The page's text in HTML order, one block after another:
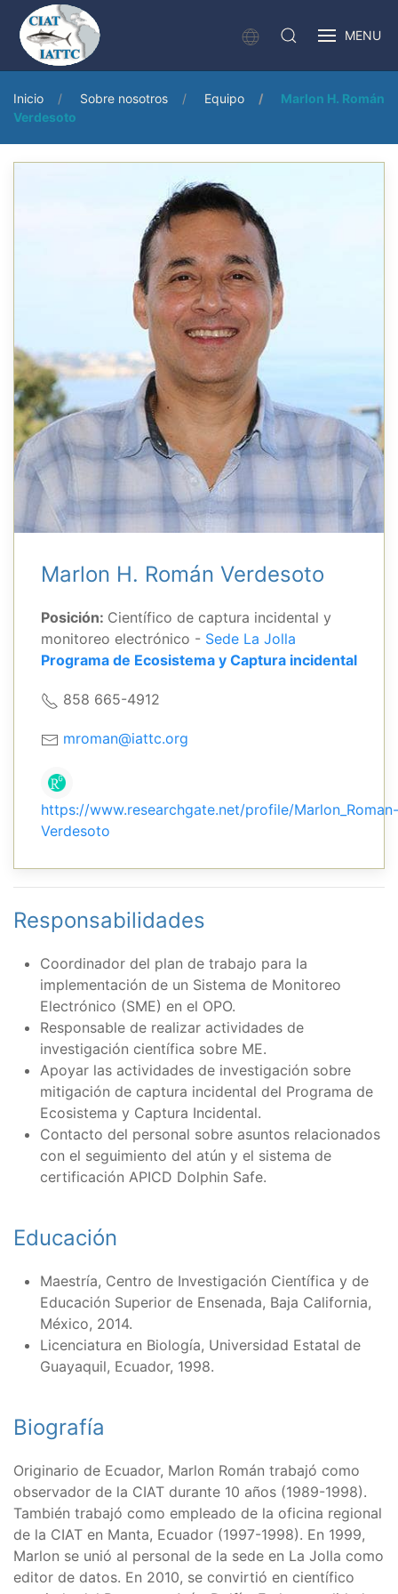
MENU
Inicio Sobre nosotros Equipo
Marlon H. Román
Verdesoto
Marlon H. Román Verdesoto
Posición: Científico de captura incidental y
monitoreo electrónico - Sede La Jolla
Programa de Ecosistema y Captura incidental
858 665-4912
mroman@iattc.org
https://www.researchgate.net/profile/Marlon_Roman-
Verdesoto
Responsabilidades
Coordinador del plan de trabajo para la
implementación de un Sistema de Monitoreo
Electrónico (SME) en el OPO.
Responsable de realizar actividades de
investigación científica sobre ME.
Apoyar las actividades de investigación sobre
mitigación de captura incidental del Programa de
Ecosistema y Captura Incidental.
Contacto del personal sobre asuntos relacionados
con el seguimiento del atún y el sistema de
certificación APICD Dolphin Safe.
Educación
Maestría, Centro de Investigación Científica y de
Educación Superior de Ensenada, Baja California,
México, 2014.
Licenciatura en Biología, Universidad Estatal de
Guayaquil, Ecuador, 1998.
Biografía
Originario de Ecuador, Marlon Román trabajó como
observador de la CIAT durante 10 años (1989-1998).
También trabajó como empleado de la oficina regional
de la CIAT en Manta, Ecuador (1997-1998). En 1999,
Marlon se unió al personal de la sede en La Jolla como
editor de datos. En 2010, se convirtió en científico